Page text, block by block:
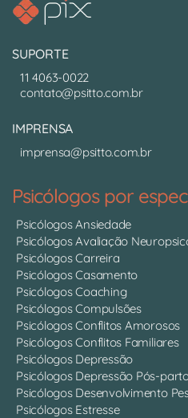
SUPORTE
11 4063-0022
contato@psitto.com.br
IMPRENSA
imprensa@psitto.com.br
Psicólogos por
Psicólogos Ansiedade
Psicólogos Avaliação
Psicólogos Carreira
Psicólogos Casamento
Psicólogos Coaching
Psicólogos Compulsões
Psicólogos Conflitos Amorosos
Psicólogos Conflitos Familiares
Psicólogos Depressão
Psicólogos Depressão Pós-
Psicólogos Desenvolvimento
Psicólogos Estresse